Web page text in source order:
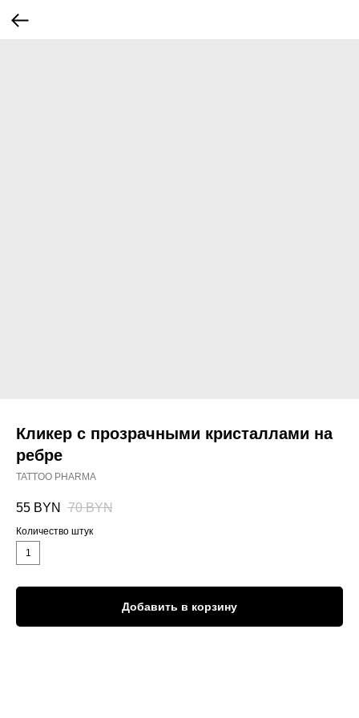
Кликер с прозрачными кристаллами на
ребре
TATTOO PHARMA
55 BYN 70 BYN
Количество штук
1
Добавить в корзину